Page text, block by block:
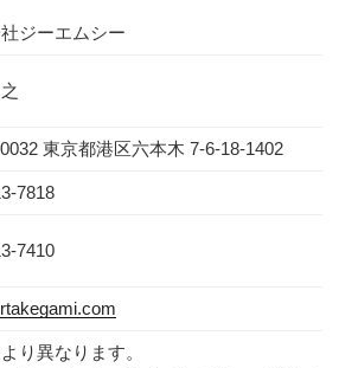
ジーエムシー
東京都港区六本木 7-6-18-1402
7818
7410
り異なります。